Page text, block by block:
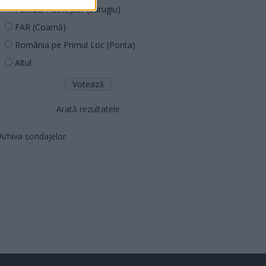
Partidul Patrioților (Surugiu)
FAR (Coarnă)
România pe Primul Loc (Ponta)
Altul
Arată rezultatele
sondajelor